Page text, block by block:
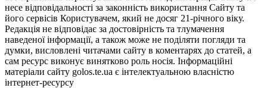
несе відповідальності за законність використання Сайту та
його сервісів Користувачем, який не досяг 21-річного віку.
Редакція не відповідає за достовірність та тлумачення
наведеної інформації, а також може не поділяти погляди та
думки, висловлені читачами сайту в коментарях до статей, а
сам ресурс виконує винятково роль носія. Інформаційні
матеріали сайту golos.te.ua є інтелектуальною власністю
інтернет-ресурсу